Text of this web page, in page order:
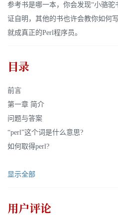
参考书是哪一本，你会发现“小骆
证自明，其他的书也许会教你如何
就成真正的Perl程序员。
目录
前言
第一章 简介
问题与答案
“perl”这个词是什么意思?
如何取得perl?
显示全部
用户评论